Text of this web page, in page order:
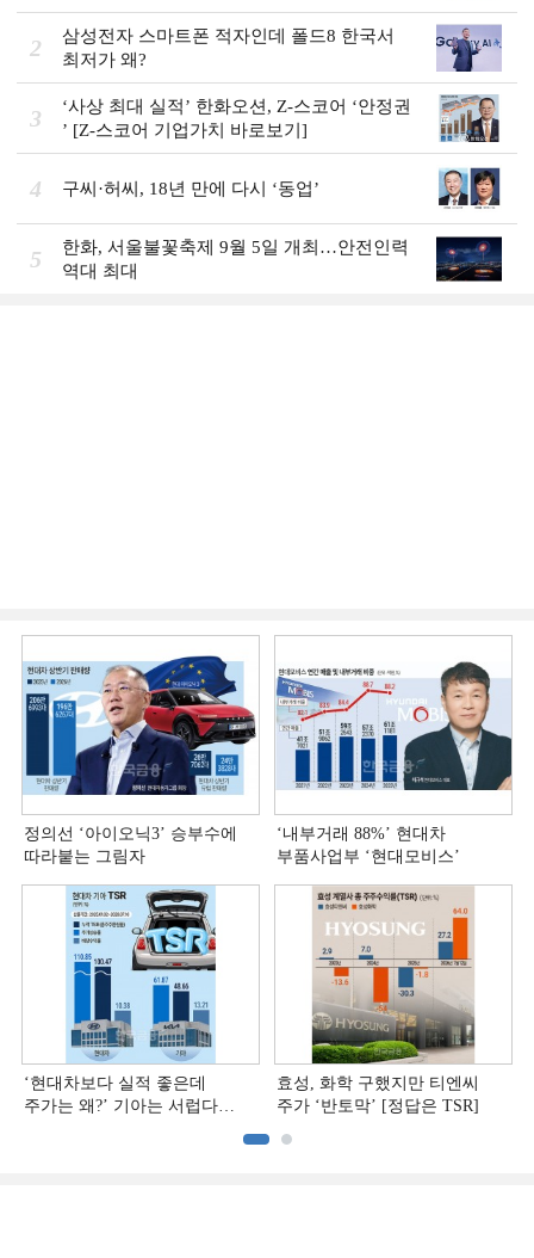
2
삼성전자 스마트폰 적자인데 폴드8 한국서
최저가 왜?
3
‘사상 최대 실적ʼ 한화오션, Z-스코어 ‘안정권
ʼ [Z-스코어 기업가치 바로보기]
4 구씨·허씨, 18년 만에 다시 ‘동업’
5
한화, 서울불꽃축제 9월 5일 개최…안전인력
역대 최대
정의선 ‘아이오닉3ʼ 승부수에
따라붙는 그림자
‘내부거래 88%ʼ 현대차
부품사업부 ‘현대모비스ʼ
‘현대차보다 실적 좋은데
주가는 왜?ʼ 기아는 서럽다
효성, 화학 구했지만 티엔씨
주가 ‘반토막’ [정답은 TSR]